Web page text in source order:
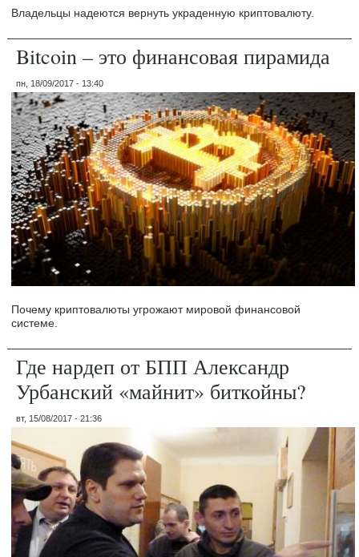
Владельцы надеются вернуть украденную криптовалюту.
Bitcoin – это финансовая пирамида
пн, 18/09/2017 - 13:40
Почему криптовалюты угрожают мировой финансовой
системе.
Где нардеп от БПП Александр
Урбанский «майнит» биткойны?
вт, 15/08/2017 - 21:36